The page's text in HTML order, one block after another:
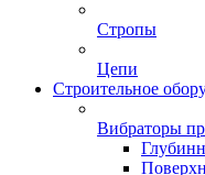
Стропы
Цепи
Строительное
Вибраторы